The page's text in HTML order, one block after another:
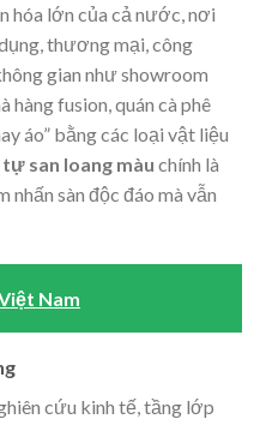
hóa lớn của cả nước, nơi
thương mại, công
gian như showroom
hàng fusion, quán cà phê
áo” bằng các loại vật liệu
san loang màu chính là
sàn độc đáo mà vẫn
Nam
cứu kinh tế, tầng lớp